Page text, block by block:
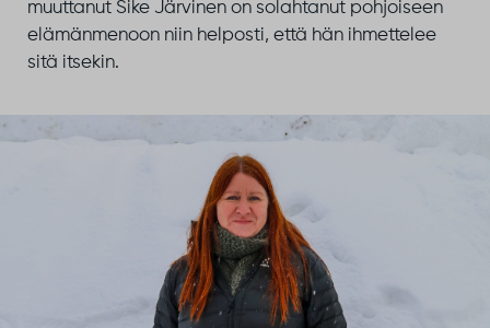
muuttanut Sike Järvinen on solahtanut pohjoiseen
elämänmenoon niin helposti, että hän ihmettelee
sitä itsekin.